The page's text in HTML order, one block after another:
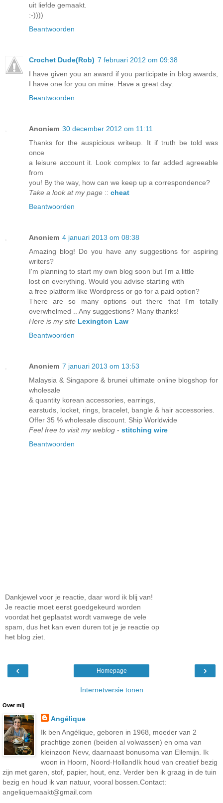
uit liefde gemaakt.
:-))))
Beantwoorden
Crochet Dude(Rob) 7 februari 2012 om 09:38
I have given you an award if you participate in blog awards,
I have one for you on mine. Have a great day.
Beantwoorden
Anoniem 30 december 2012 om 11:11
Thanks for the auspicious writeup. It if truth be told was
once
a leisure account it. Look complex to far added agreeable
from
you! By the way, how can we keep up a correspondence?
Take a look at my page :: cheat
Beantwoorden
Anoniem 4 januari 2013 om 08:38
Amazing blog! Do you have any suggestions for aspiring
writers?
I'm planning to start my own blog soon but I'm a little
lost on everything. Would you advise starting with
a free platform like Wordpress or go for a paid option?
There are so many options out there that I'm totally
overwhelmed .. Any suggestions? Many thanks!
Here is my site Lexington Law
Beantwoorden
Anoniem 7 januari 2013 om 13:53
Malaysia & Singapore & brunei ultimate online blogshop for
wholesale
& quantity korean accessories, earrings,
earstuds, locket, rings, bracelet, bangle & hair accessories.
Offer 35 % wholesale discount. Ship Worldwide
Feel free to visit my weblog - stitching wire
Beantwoorden
Dankjewel voor je reactie, daar word ik blij van!
Je reactie moet eerst goedgekeurd worden
voordat het geplaatst wordt vanwege de vele
spam, dus het kan even duren tot je je reactie op
het blog ziet.
‹ ›
Homepage
Internetversie tonen
Over mij
Angélique
Ik ben Angélique, geboren in 1968, moeder van 2
prachtige zonen (beiden al volwassen) en oma van
kleinzoon Nevv, daarnaast bonusoma van Ellemijn. Ik
woon in Hoorn, Noord-HollandIk houd van creatief bezig
zijn met garen, stof, papier, hout, enz. Verder ben ik graag in de tuin
bezig en houd ik van natuur, vooral bossen.Contact:
angeliquemaakt@gmail.com